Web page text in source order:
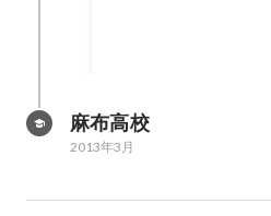
麻布高校
2013年3月